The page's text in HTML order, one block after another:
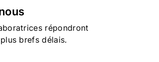
répondront
brefs délais.